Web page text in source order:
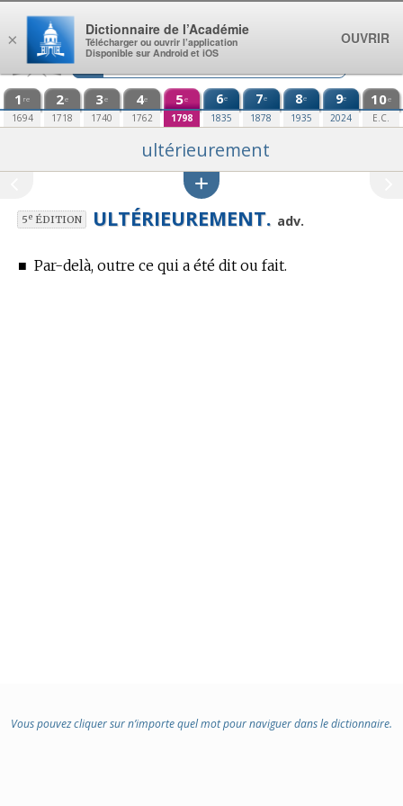
Aller au contenu
1 re
1694
2e
1718
3e
1740
4e
1762
5e
1798
6e
1835
7e
1878
8e
1935
9e
2024
10e
E.C.
ultérieurement
5eÉDITION ULTÉRIEUREMENT. adv.
■ Par-delà, outre ce qui a été dit ou fait.
Vous pouvez cliquer sur n’importe quel mot pour naviguer dans le dictionnaire.
×
Dictionnaire de l’Académie
Télécharger ou ouvrir l’application
Disponible sur Android et iOS
OUVRIR